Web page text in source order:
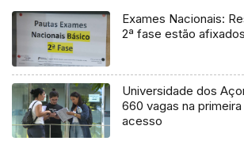
Exames Nacionais:
2ª fase estão afixados
Universidade dos
660 vagas na
acesso